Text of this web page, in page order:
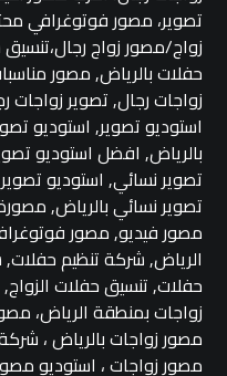
تصوير، مصور فوتوغرافي
زواج/مصور زواج
حفلات بالرياض, مصور
زواجات رجال, تصوير
استوديو تصوير, استوديو
بالرياض, افضل استوديو
تصوير نسائي, استوديو
تصوير نسائي بالرياض,
مصور فيديو, مصور
الرياض, شركة تنظيم
حفلات, تنسيق حفلات
زواجات بمنطقة الرياض،
مصور زواجات بالرياض ،
مصور زواجات ، استوديو